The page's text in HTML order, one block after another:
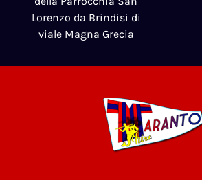
Lorenzo da Brindisi di
viale Magna Grecia